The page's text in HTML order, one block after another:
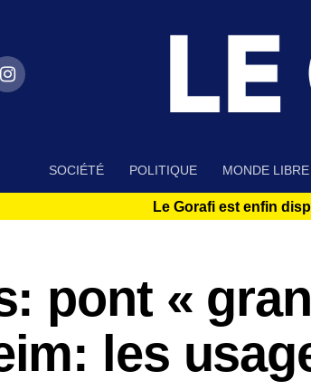
SOCIÉTÉ POLITIQUE MONDE LIBRE
Le Gorafi est enfin
pont «
les